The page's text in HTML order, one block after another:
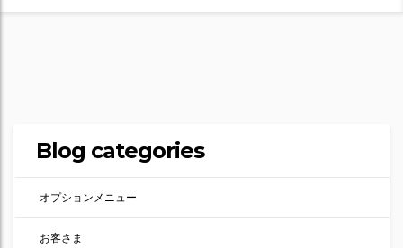
Blog categories
オプションメニュー
お客さま